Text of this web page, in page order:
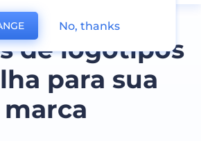
de logotipos
para sua
marca
No, thanks